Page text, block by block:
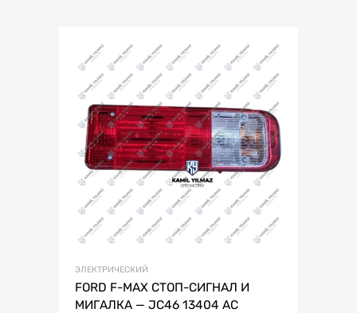
ЭЛЕКТРИЧЕСКИЙ
FORD F-MAX СТОП-СИГНАЛ И
МИГАЛКА — JC46 13404 AC